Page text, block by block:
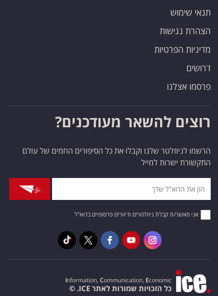
תנאי שימוש
הצהרת נגישות
מדיניות הפרטיות
דרושים
פרסמו אצלנו
רוצים להשאר מעודכנים?
הרשמו לניוזלטר שלנו וקבלו את כל הסיפורים החמים של עולם
התקשורת ישרות למייל
אני מאשר/ת קבלת ניוזלטרים ודיוורים פרסומיים בדוא"ל
Information, Communication, Economic
כל הזכויות שמורות לאתר ICE. ©